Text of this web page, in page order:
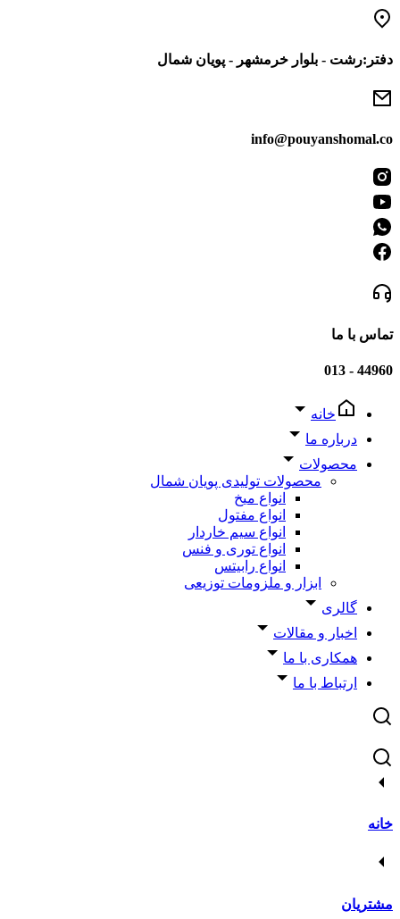
رفتن
به
دفتر:رشت - بلوار خرمشهر - پویان شمال
info@pouyanshomal.co
تماس با ما
44960 - 013
خانه
درباره ما
محصولات
محصولات تولیدی پویان شمال
انواع میخ
انواع مفتول
انواع سیم خاردار
انواع توری و فنس
انواع رابیتس
ابزار و ملزومات توزیعی
گالری
اخبار و مقالات
همکاری با ما
ارتباط با ما
خانه
مشتریان